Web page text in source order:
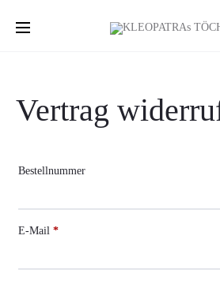
Vertrag
Bestellnummer
E-Mail *